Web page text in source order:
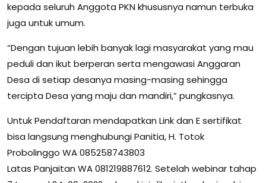
kepada seluruh Anggota PKN khususnya namun terbuka
juga untuk umum.
“Dengan tujuan lebih banyak lagi masyarakat yang mau
peduli dan ikut berperan serta mengawasi Anggaran
Desa di setiap desanya masing-masing sehingga
tercipta Desa yang maju dan mandiri,” pungkasnya.
Untuk Pendaftaran mendapatkan Link dan E sertifikat
bisa langsung menghubungi Panitia, H. Totok
Probolinggo WA 085258743803
Latas Panjaitan WA 081219887612. Setelah webinar tahap